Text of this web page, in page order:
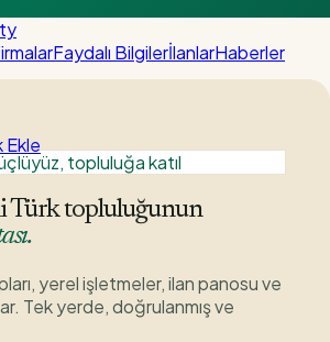
Faydalı BilgilerİlanlarHaberler
Ekle
topluluğa katıl
Türk topluluğunun
yerel işletmeler, ilan panosu ve
Tek yerde, doğrulanmış ve